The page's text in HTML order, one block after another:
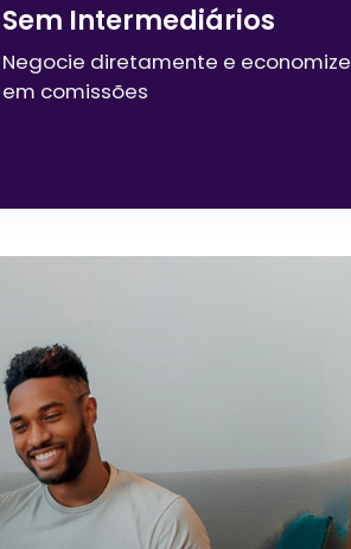
Sem Intermediários
Negocie diretamente e economize
em comissões